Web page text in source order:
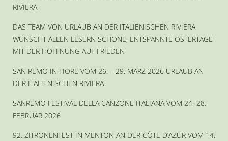
RIVIERA
DAS TEAM VON URLAUB AN DER ITALIENISCHEN RIVIERA
WÜNSCHT ALLEN LESERN SCHÖNE, ENTSPANNTE OSTERTAGE
MIT DER HOFFNUNG AUF FRIEDEN
SAN REMO IN FIORE VOM 26. – 29. MÄRZ 2026 URLAUB AN
DER ITALIENISCHEN RIVIERA
SANREMO FESTIVAL DELLA CANZONE ITALIANA VOM 24.-28.
FEBRUAR 2026
92. ZITRONENFEST IN MENTON AN DER CÔTE D’AZUR VOM 14.